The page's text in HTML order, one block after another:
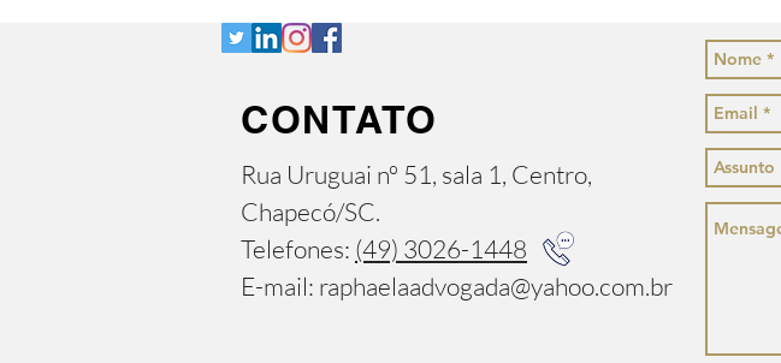
CONTATO
​​Rua Uruguai nº 51, sala 1, Centro,
Chapecó/SC.
Telefones: (49) 3026-1448
E-mail: raphaelaadvogada@yahoo.com.br